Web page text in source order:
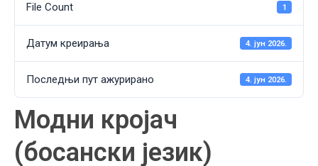
File Count 1
Датум креирања 4. јун 2026.
Последњи пут ажурирано 4. јун 2026.
Модни кројач
(босански језик)